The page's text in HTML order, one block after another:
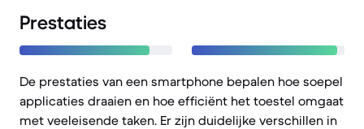
Prestaties
De prestaties van een smartphone bepalen hoe soepel
applicaties draaien en hoe efficiënt het toestel omgaat
met veeleisende taken. Er zijn duidelijke verschillen in